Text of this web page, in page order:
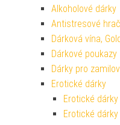
Alkoholové dárky
Antistresové
Dárková vína,
Dárkové poukazy
Dárky pro
Erotické dárky
Erotické
Erotické